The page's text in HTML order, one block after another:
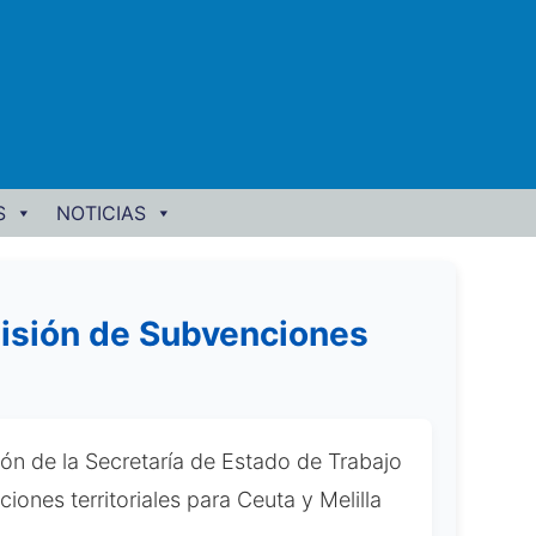
NOTICIAS
de Subvenciones
de la Secretaría de Estado de Trabajo
territoriales para Ceuta y Melilla